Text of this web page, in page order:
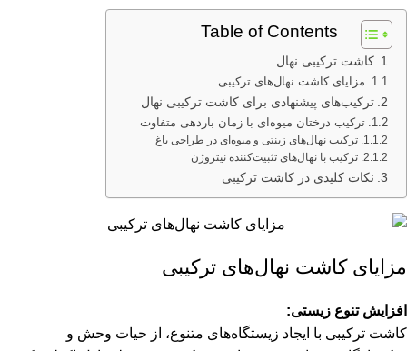
Table of Contents
کاشت ترکیبی نهال
مزایای کاشت نهال‌های ترکیبی
ترکیب‌های پیشنهادی برای کاشت ترکیبی نهال
ترکیب درختان میوه‌ای با زمان باردهی متفاوت
ترکیب نهال‌های زینتی و میوه‌ای در طراحی باغ
ترکیب با نهال‌های تثبیت‌کننده نیتروژن
نکات کلیدی در کاشت ترکیبی
مزایای کاشت نهال‌های ترکیبی
افزایش تنوع زیستی:
کاشت ترکیبی با ایجاد زیستگاه‌های متنوع، از حیات وحش و